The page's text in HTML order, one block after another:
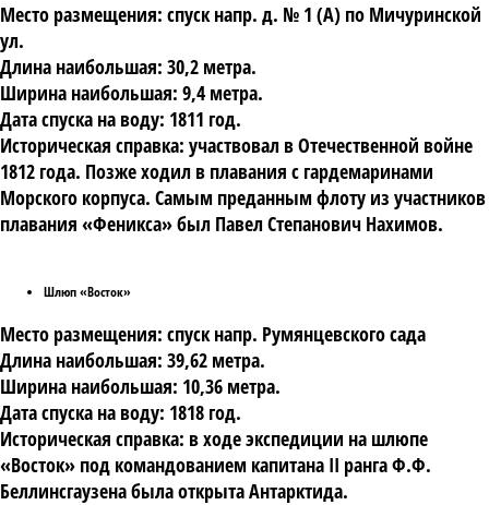
Место размещения: спуск напр. д. № 1 (А) по Мичуринской
ул.
Длина наибольшая: 30,2 метра.
Ширина наибольшая: 9,4 метра.
Дата спуска на воду: 1811 год.
Историческая справка: участвовал в Отечественной войне
1812 года. Позже ходил в плавания с гардемаринами
Морского корпуса. Самым преданным флоту из участников
плавания «Феникса» был Павел Степанович Нахимов.
Шлюп «Восток»
Место размещения: спуск напр. Румянцевского сада
Длина наибольшая: 39,62 метра.
Ширина наибольшая: 10,36 метра.
Дата спуска на воду: 1818 год.
Историческая справка: в ходе экспедиции на шлюпе
«Восток» под командованием капитана II ранга Ф.Ф.
Беллинсгаузена была открыта Антарктида.